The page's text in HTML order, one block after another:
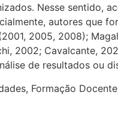
Nesse sentido,
autores que
2005, 2008);
2002; Cavalcante,
de resultados ou
Formação